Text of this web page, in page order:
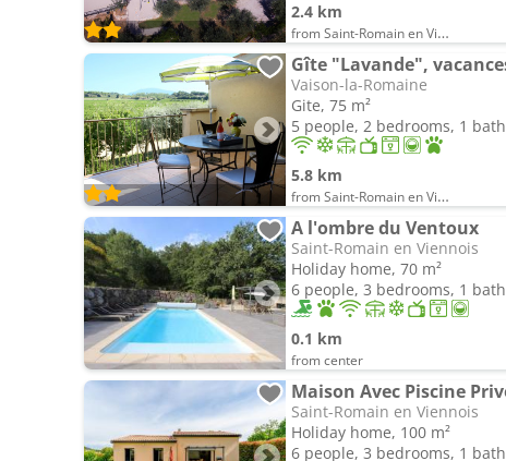
2.4 km
from Saint-Romain en Viennois
Gîte "Lavande",
Vaison-la-Romaine
Gite, 75 m²
5 people, 2 bedrooms, 1
5.8 km
from Saint-Romain en Viennois
A l'ombre du Ventoux
Saint-Romain en Viennois
Holiday home, 70 m²
6 people, 3 bedrooms, 1
0.1 km
from center
Maison Avec Piscine
Saint-Romain en Viennois
Holiday home, 100 m²
6 people, 3 bedrooms, 1